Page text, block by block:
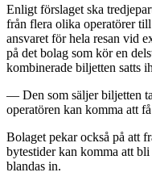
Enligt förslaget ska
från flera olika operatörer
ansvaret för hela resan vid
på det bolag som kör en
kombinerade biljetten satts
— Den som säljer biljetten
operatören kan komma att
Bolaget pekar också på att
bytestider kan komma att
blandas in.